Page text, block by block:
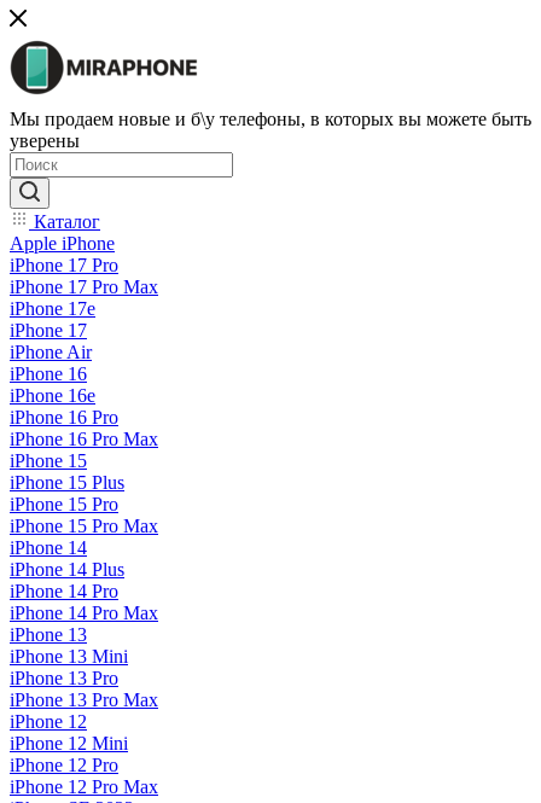
Мы продаем новые и б\у телефоны, в которых вы можете быть
уверены
Каталог
Apple iPhone
iPhone 17 Pro
iPhone 17 Pro Max
iPhone 17e
iPhone 17
iPhone Air
iPhone 16
iPhone 16e
iPhone 16 Pro
iPhone 16 Pro Max
iPhone 15
iPhone 15 Plus
iPhone 15 Pro
iPhone 15 Pro Max
iPhone 14
iPhone 14 Plus
iPhone 14 Pro
iPhone 14 Pro Max
iPhone 13
iPhone 13 Mini
iPhone 13 Pro
iPhone 13 Pro Max
iPhone 12
iPhone 12 Mini
iPhone 12 Pro
iPhone 12 Pro Max